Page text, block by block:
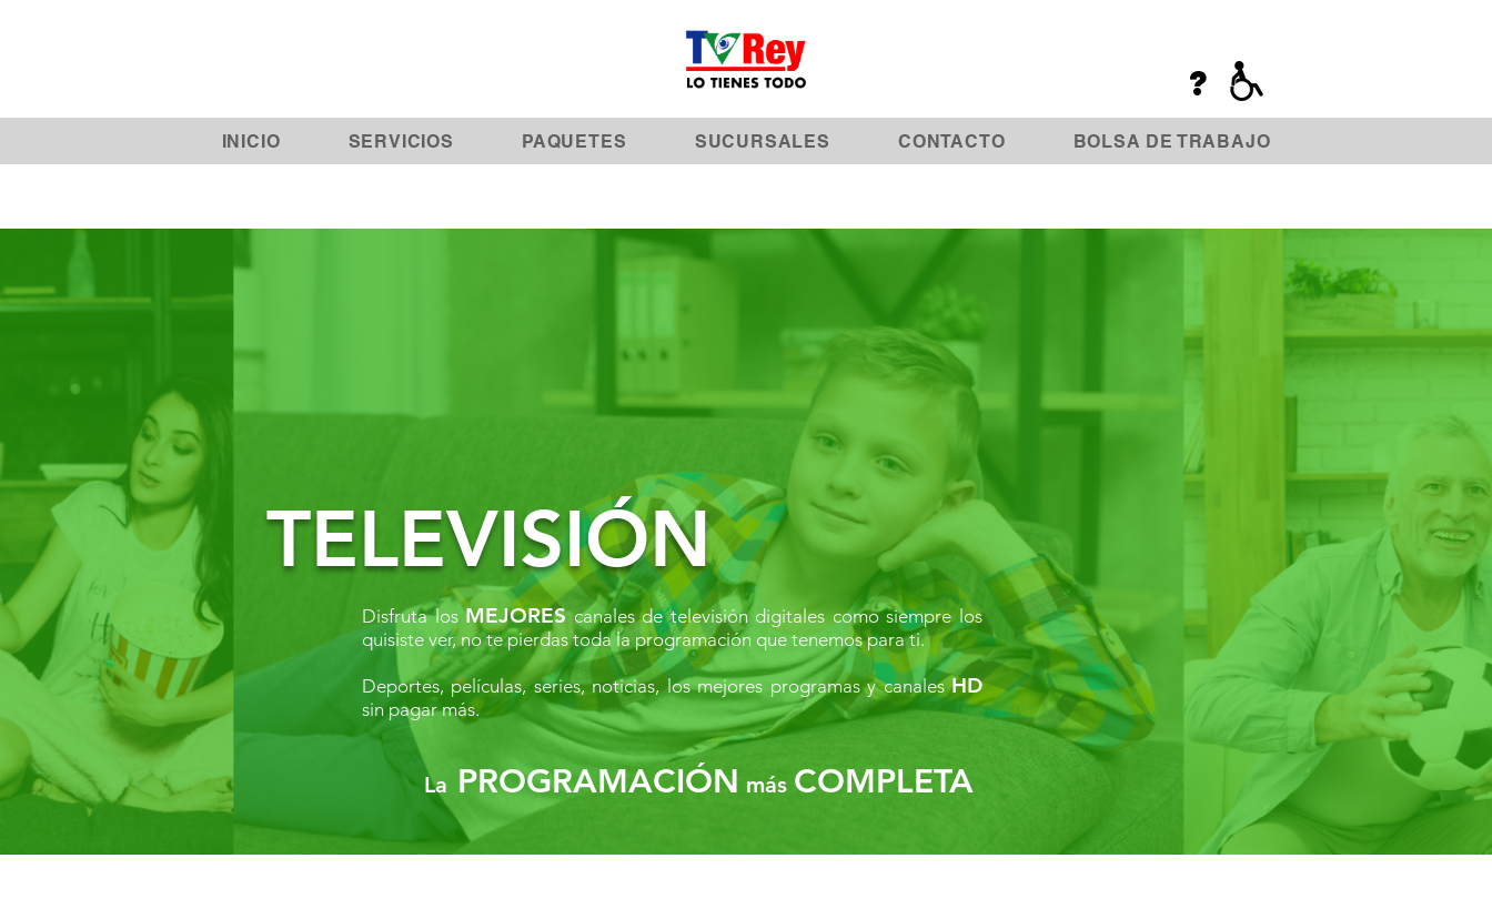
?
INICIO SERVICIOS PAQUETES SUCURSALES CONTACTO BOLSA DE TRABAJO
TELEVISIÓN
Disfruta losMEJOREScanales de televisión digitales como siempre los
quisiste ver, no te pierdas toda la programación que tenemos para ti.
Deportes, películas, series, noticias, los mejores programas y canalesHD
sin pagar más.
La PROGRAMACIÓN más COMPLETA